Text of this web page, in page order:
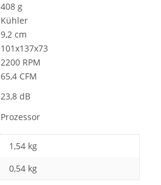
408 g
Kühler
9,2 cm
101x137x73
2200 RPM
65,4 CFM
23,8 dB
Prozessor
1,54 kg
0,54 kg